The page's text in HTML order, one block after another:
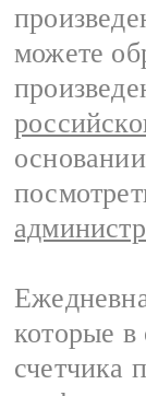
можете
основании
которые
счетчика